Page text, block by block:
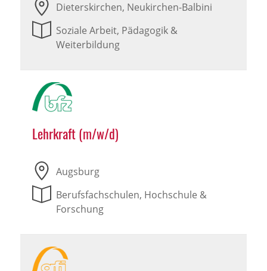
Dieterskirchen, Neukirchen-Balbini
Soziale Arbeit, Pädagogik &
Weiterbildung
Lehrkraft (m/w/d)
Augsburg
Berufsfachschulen, Hochschule &
Forschung